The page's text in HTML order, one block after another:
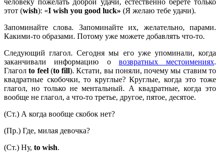
этот (wish): «I wish you good luck» (Я желаю тебе удачи).
Запоминайте слова. Запоминайте их, желательно, парами.
Какими-то образами. Потому уже можете добавлять что-то.
Следующий глагол. Сегодня мы его уже упоминали, когда
заканчивали информацию о возвратных местоимениях.
Глаголto feel (tofill). Кстати, вы поняли, почему мы ставим то
квадратные скобочки, то круглые? Круглые, когда это тоже
глагол, но только не ментальный. А квадратные, когда это
вообще не глагол, а что-то третье, другое, пятое, десятое.
(Ст.) А когда вообще скобок нет?
(Пр.) Где, милая девочка?
(Ст.) Ну, to wish.